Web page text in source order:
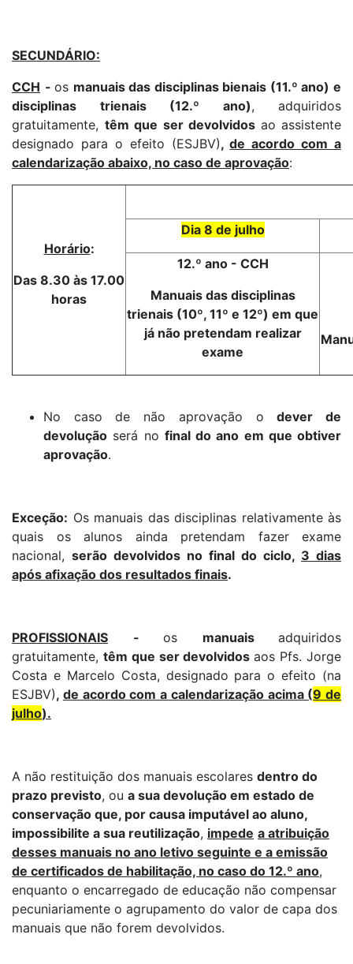
SECUNDÁRIO:
CCH -os manuais das disciplinas bienais (11.º ano) e
disciplinas trienais (12.º ano), adquiridos
gratuitamente, têm que ser devolvidos ao assistente
designado para o efeito (ESJBV),de acordo com a
calendarização abaixo, no caso de aprovação:
Horário:
Das 8.30 às 17.00
horas
Dia 8 de julho
12.º ano - CCH
Manuais das disciplinas
trienais (10º, 11º e 12º) em que
já não pretendam realizar
exame
No caso de não aprovação odever de
devolução será no final do ano em que obtiver
aprovação.
Exceção: Os manuais das disciplinas relativamente às
quais os alunos ainda pretendam fazer exame
nacional, serão devolvidos no final do ciclo, 3 dias
após afixação dos resultados finais.
PROFISSIONAIS - os manuais adquiridos
gratuitamente, têm que ser devolvidosaos Pfs. Jorge
Costa e Marcelo Costa, designado para o efeito (na
ESJBV), de acordo com a calendarização acima (9 de
julho).
A não restituição dos manuais escolares dentro do
prazo previsto, ou a sua devolução em estado de
conservação que, por causa imputável ao aluno,
impossibilite a sua reutilização, impede a atribuição
desses manuais no ano letivo seguinte e a emissão
de certificados de habilitação, no caso do 12.º ano,
enquanto o encarregado de educação não compensar
pecuniariamente o agrupamento do valor de capa dos
manuais que não forem devolvidos.